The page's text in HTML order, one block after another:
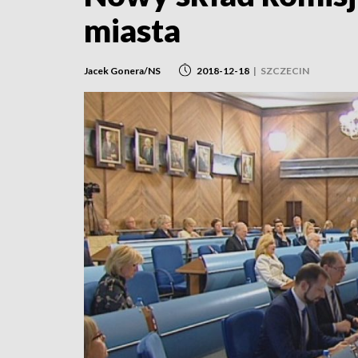
miasta
Jacek Gonera/NS 2018-12-18 | SZCZECIN